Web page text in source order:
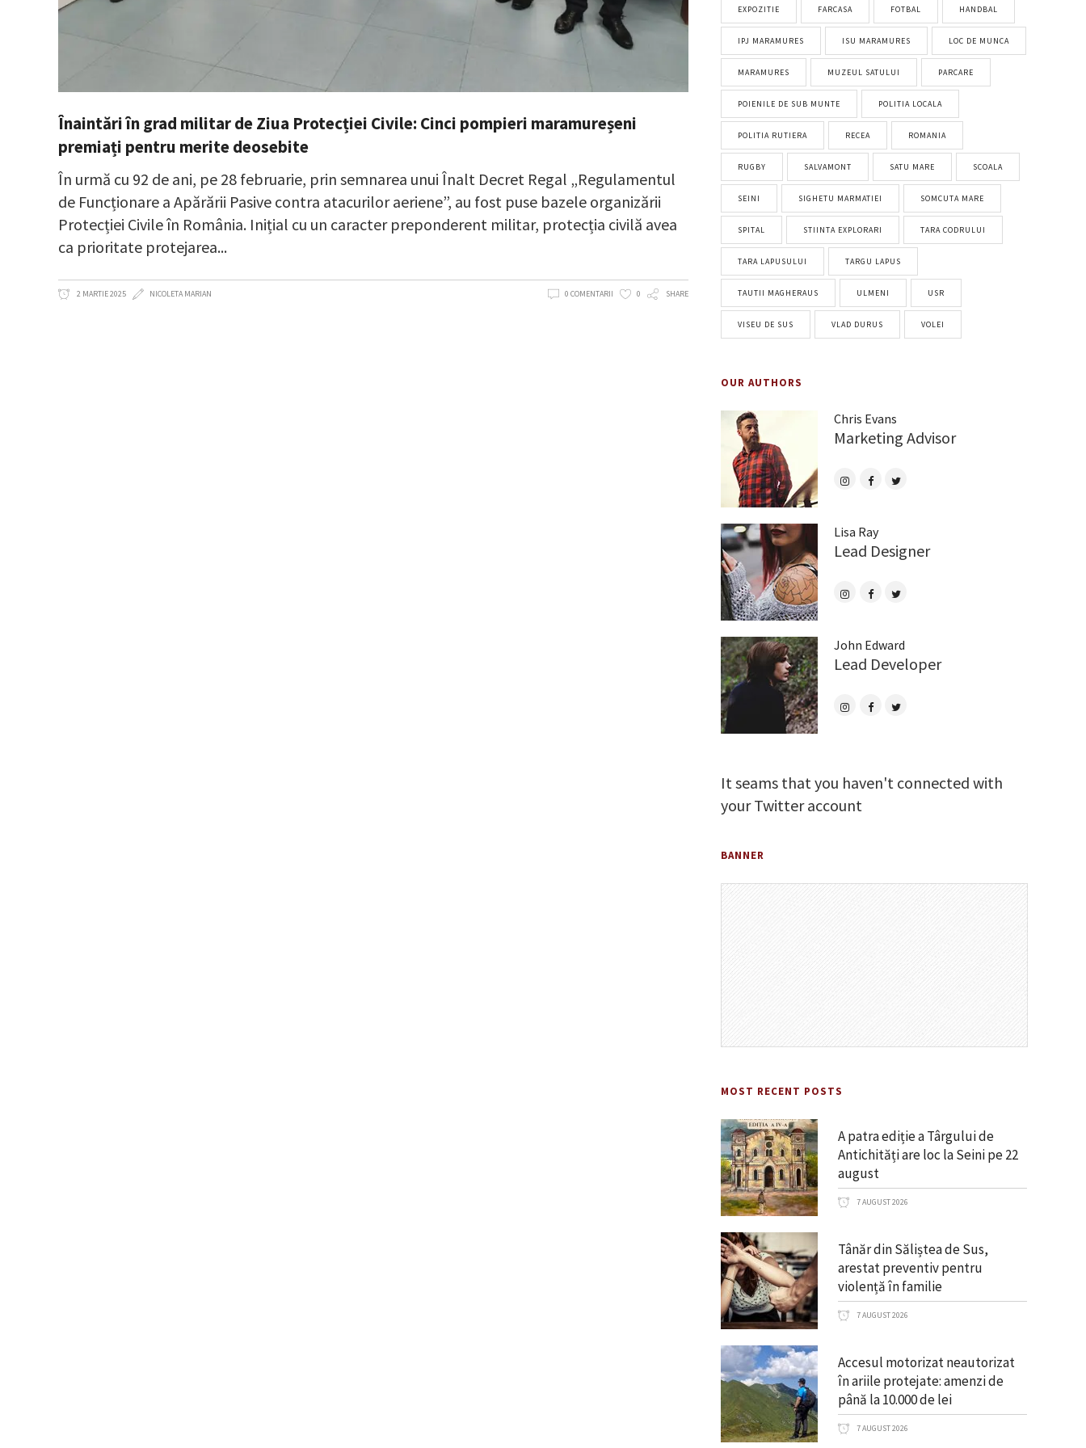
Înaintări în grad militar de Ziua Protecției Civile: Cinci pompieri maramureșeni
premiați pentru merite deosebite
În urmă cu 92 de ani, pe 28 februarie, prin semnarea unui Înalt Decret Regal „Regulamentul
de Funcționare a Apărării Pasive contra atacurilor aeriene”, au fost puse bazele organizării
Protecției Civile în România. Inițial cu un caracter preponderent militar, protecția civilă avea
ca prioritate protejarea
2 MARTIE 2025 NICOLETA MARIAN 0 COMENTARII 0 SHARE
EXPOZITIE FARCASA FOTBAL HANDBAL
IPJ MARAMURES ISU MARAMURES LOC DE MUNCA
MARAMURES MUZEUL SATULUI PARCARE
POIENILE DE SUB MUNTE POLITIA LOCALA
POLITIA RUTIERA RECEA ROMANIA
RUGBY SALVAMONT SATU MARE SCOALA
SEINI SIGHETU MARMATIEI SOMCUTA MARE
SPITAL STIINTA EXPLORARI TARA CODRULUI
TARA LAPUSULUI TARGU LAPUS
TAUTII MAGHERAUS ULMENI USR
VISEU DE SUS VLAD DURUS VOLEI
OUR AUTHORS
Chris Evans
Marketing Advisor
Lisa Ray
Lead Designer
John Edward
Lead Developer
It seams that you haven't connected with
your Twitter account
BANNER
MOST RECENT POSTS
A patra ediție a Târgului de
Antichități are loc la Seini pe 22
august
7 AUGUST 2026
Tânăr din Săliștea de Sus,
arestat preventiv pentru
violență în familie
7 AUGUST 2026
Accesul motorizat neautorizat
în ariile protejate: amenzi de
până la 10.000 de lei
7 AUGUST 2026